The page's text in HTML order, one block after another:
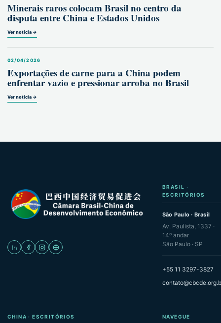
Minerais raros colocam Brasil no centro da
disputa entre China e Estados Unidos
Ver notícia →
02/04/2026
Exportações de carne para a China podem
enfrentar vazio e pressionar arroba no Brasil
Ver notícia →
BRASIL ·
ESCRITÓRIOS
São Paulo · Brasil
Av. Paulista, 1337 ·
14º andar
São Paulo · SP
+55 11 3297-3827
CHINA · ESCRITÓRIOS NAVEGUE